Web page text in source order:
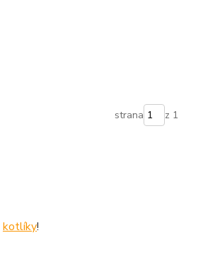
strana z 1
kotlíky!